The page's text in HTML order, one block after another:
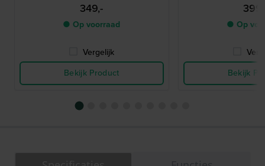
349,-
● Op voorraad
Vergelijk
Bekijk Product
● Op
Bekijk